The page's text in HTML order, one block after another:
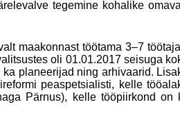
tegemine kohalike
maakonnast töötama 3–7
oli 01.01.2017 seisuga
planeerijad ning arhivaarid.
peaspetsialisti, kelle
Pärnus), kelle tööpiirkond on